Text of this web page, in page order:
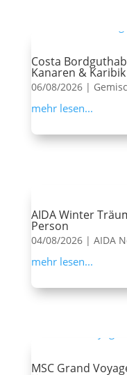
Costa
Kanaren &
06/08/2026|
mehr lesen...
AIDA Winter
Person
04/08/2026| AIDA
mehr lesen...
MSC Grand